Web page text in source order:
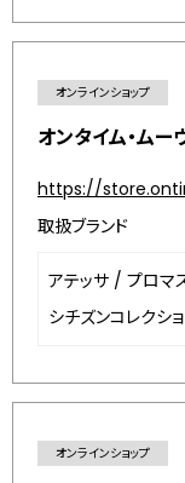
オンラインショップ
オンタイム・ム
https://
取扱ブランド
アテッサ / プロマ
シチズンコレクシ
オンラインショップ